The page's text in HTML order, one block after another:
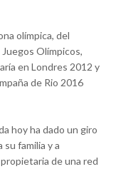
olímpica, del
Olímpicos,
en Londres 2012 y
de Rio 2016
hoy ha dado un giro
su familia y a
de una red